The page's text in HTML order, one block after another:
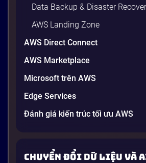
Data Backup & Disaster
AWS Landing Zone
AWS Direct Connect
AWS Marketplace
Microsoft trên AWS
Edge Services
Đánh giá kiến trúc tối ưu AWS
Chuyển đổi dữ liệu và